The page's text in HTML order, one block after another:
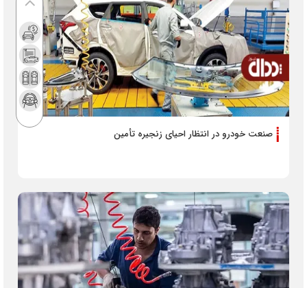
صنعت خودرو در انتظار احیای زنجیره تأمین